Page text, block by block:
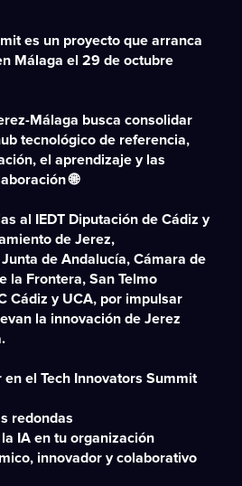
es un proyecto que arranca
Málaga el 29 de octubre
Málaga busca consolidar
tecnológico de referencia,
el aprendizaje y las
🌐
al IEDT Diputación de Cádiz y
de Jerez,
de Andalucía, Cámara de
la Frontera, San Telmo
Cádiz y UCA, por impulsar
la innovación de Jerez
en el Tech Innovators Summit
redondas
IA en tu organización
innovador y colaborativo